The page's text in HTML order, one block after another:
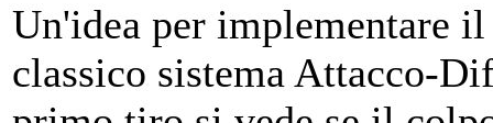
Un'idea per implementare
classico sistema Attacco-